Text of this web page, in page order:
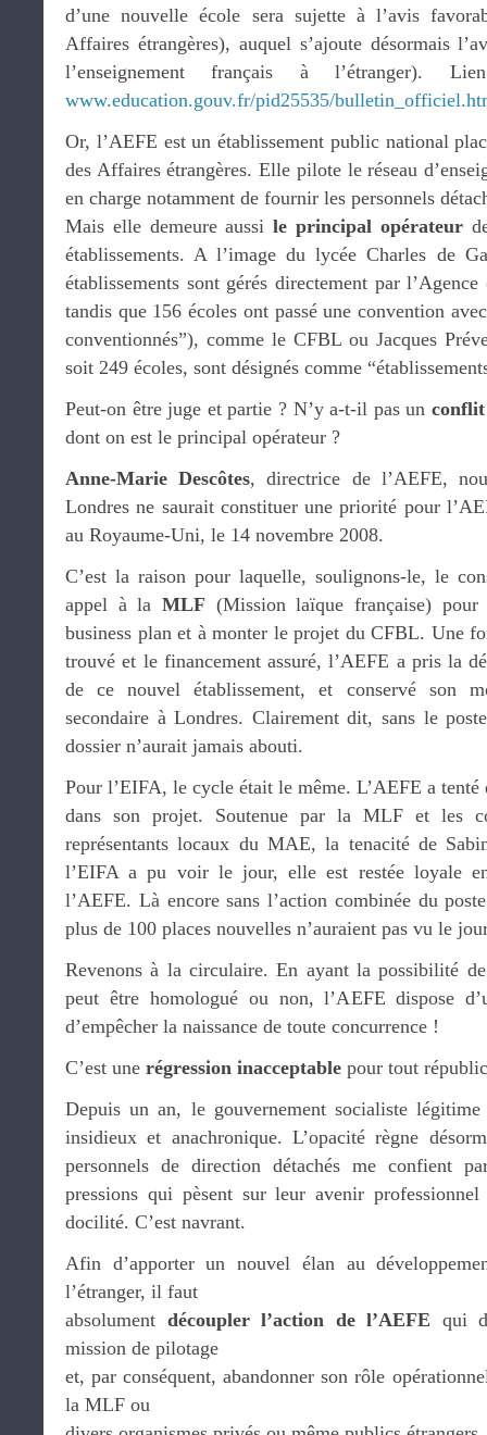
d’une nouvelle école sera sujette à l’avis
Affaires étrangères), auquel s’ajoute désormais
l’enseignement français à l’étranger).
www.education.gouv.fr/pid25535/
Or, l’AEFE est un établissement public national
des Affaires étrangères. Elle pilote le réseau
en charge notamment de fournir les personnels
Mais elle demeure aussile principal opérateur
établissements. A l’image du lycée Charles de
établissements sont gérés directement par
tandis que 156 écoles ont passé une convention
conventionnés”), comme le CFBL ou Jacques
soit 249 écoles, sont désignés comme
Peut-on être juge et partie ? N’y a-t-il pas un
dont on est le principal opérateur ?
Anne-Marie Descôtes, directrice de l’AEFE,
Londres ne saurait constituer une priorité pour
au Royaume-Uni, le 14 novembre 2008.
C’est la raison pour laquelle, soulignons-le, le
appel à laMLF (Mission laïque française)
business plan et à monter le projet du CFBL. Une
trouvé et le financement assuré, l’AEFE a pris la
de ce nouvel établissement, et conservé son
secondaire à Londres. Clairement dit, sans le
dossier n’aurait jamais abouti.
Pour l’EIFA, le cycle était le même. L’AEFE a tenté
dans son projet. Soutenue par la MLF et les
représentants locaux du MAE, la tenacité de
l’EIFA a pu voir le jour, elle est restée loyale
l’AEFE. Là encore sans l’action combinée du
plus de 100 places nouvelles n’auraient pas vu le
Revenons à la circulaire. En ayant la possibilité
peut être homologué ou non, l’AEFE dispose
d’empêcher la naissance de toute concurrence !
C’est une régression inacceptable pour tout
Depuis un an, le gouvernement socialiste
insidieux et anachronique. L’opacité règne
personnels de direction détachés me confient
pressions qui pèsent sur leur avenir
docilité. C’est navrant.
Afin d’apporter un nouvel élan au
l’étranger, il faut
absolument découpler l’action de l’AEFE qui
mission de pilotage
et, par conséquent, abandonner son rôle
la MLF ou